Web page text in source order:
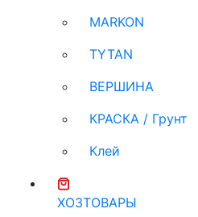
MARKON
TYTAN
ВЕРШИНА
КРАСКА / Грунт
Клей
ХОЗТОВАРЫ